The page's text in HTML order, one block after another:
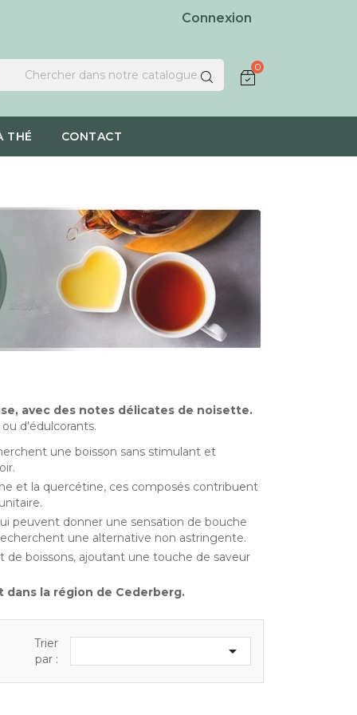
Connexion
0
THÉ CONTACT
avec des notes délicates de noisette.
d'édulcorants.
une boisson sans stimulant et
et la quercétine, ces composés contribuent
peuvent donner une sensation de bouche
une alternative non astringente.
de boissons, ajoutant une touche de saveur
la région de Cederberg.
Trier
par :
